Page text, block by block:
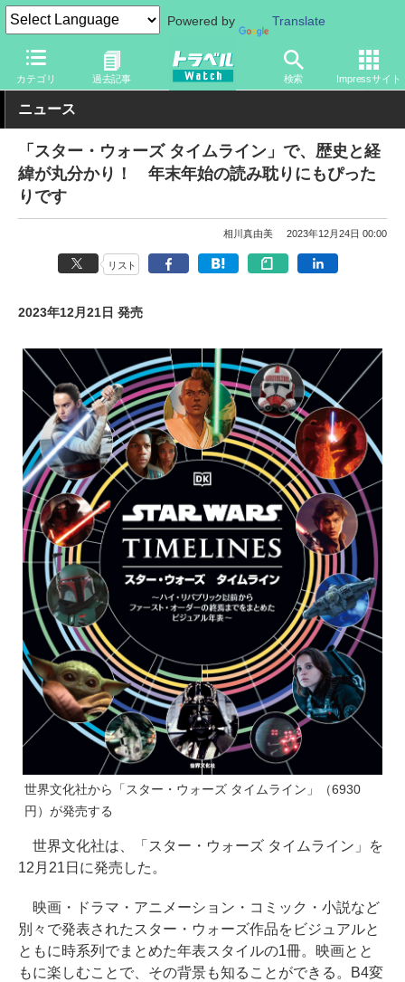
Powered by Translate
カテゴリ 過去記事 検索 Impressサイト
トラベル Watch 旅の情報 観光地 ディズニーリゾート
ニュース
「スター・ウォーズ タイムライン」で、歴史と経
緯が丸分かり！ 年末年始の読み耽りにもぴった
りです
相川真由美 2023年12月24日 00:00
リスト
2023年12月21日 発売
世界文化社から「スター・ウォーズ タイムライン」（6930
円）が発売する
世界文化社は、「スター・ウォーズ タイムライン」を
12月21日に発売した。
映画・ドラマ・アニメーション・コミック・小説など
別々で発表されたスター・ウォーズ作品をビジュアルと
ともに時系列でまとめた年表スタイルの1冊。映画とと
もに楽しむことで、その背景も知ることができる。B4変